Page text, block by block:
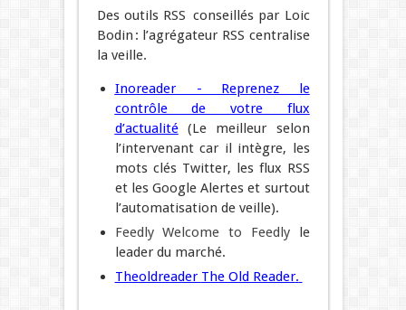
Des outils RSS conseillés par Loic
Bodin : l’agrégateur RSS centralise
la veille.
Inoreader
- Reprenez le
contrôle de votre flux
d’actualité(Le meilleur selon
l’intervenant car il intègre, les
mots clés Twitter, les flux RSS
et les Google Alertes et surtout
l’automatisation de veille).
FeedlyWelcome to Feedlyle
leader du marché.
Theoldreader The Old Reader.